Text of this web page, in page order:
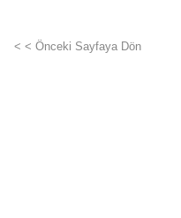
< < Önceki Sayfaya Dön